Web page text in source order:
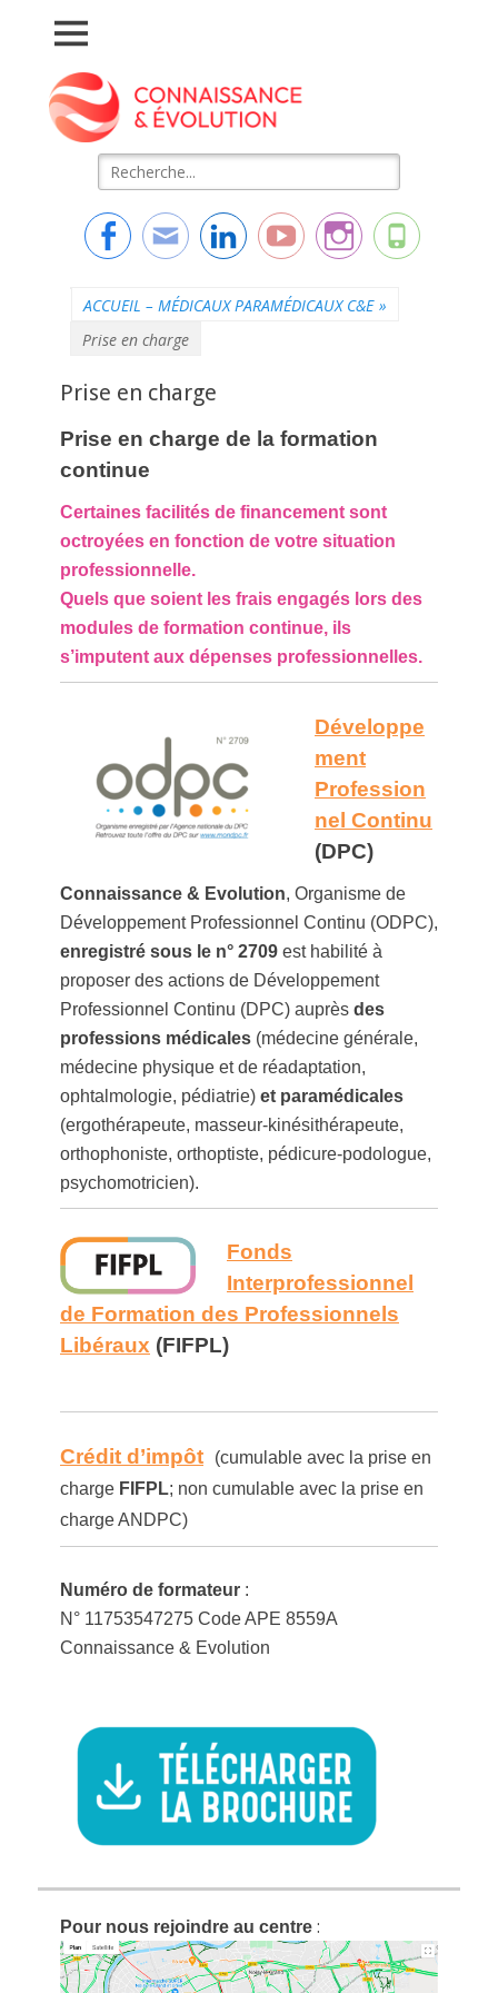
Connaissance &
L'essentiel de la formation
Rechercher :
Facebook
Adresse
contact
LinkedinYouTube
Instagram
Tél
ACCUEIL – MÉDICAUX PARAMÉDICAUX C&E »
Prise en charge
Prise en charge
Prise en charge de la formation
continue
Certaines facilités de financement sont
octroyées en fonction de votre situation
professionnelle.
Quels que soient les frais engagés lors des
modules de formation continue, ils
s’imputent aux dépenses professionnelles.
Développe
ment
Profession
nel Continu
(DPC)
Connaissance & Evolution, Organisme de
Développement Professionnel Continu (ODPC),
enregistré sous le n° 2709 est habilité à
proposer des actions de Développement
Professionnel Continu (DPC) auprès des
professions médicales (médecine générale,
médecine physique et de réadaptation,
ophtalmologie, pédiatrie) et paramédicales
(ergothérapeute, masseur-kinésithérapeute,
orthophoniste, orthoptiste, pédicure-podologue,
psychomotricien).
Fonds
Interprofessionnel
de Formation des Professionnels
Libéraux (FIFPL)
Crédit d’impôt
(cumulable avec la prise en
charge FIFPL; non cumulable avec la prise en
charge ANDPC)
Numéro de formateur :
N° 11753547275 Code APE 8559A
Connaissance & Evolution
Pour nous rejoindre au centre :